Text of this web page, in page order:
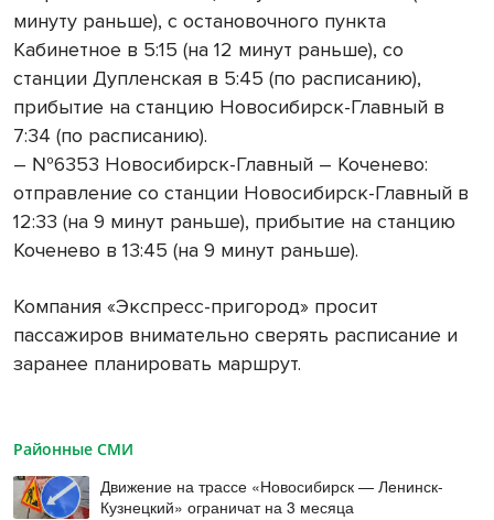
минуту раньше), с остановочного пункта
Кабинетное в 5:15 (на 12 минут раньше), со
станции Дупленская в 5:45 (по расписанию),
прибытие на станцию Новосибирск-Главный в
7:34 (по расписанию).
– №6353 Новосибирск-Главный – Коченево:
отправление со станции Новосибирск-Главный в
12:33 (на 9 минут раньше), прибытие на станцию
Коченево в 13:45 (на 9 минут раньше).
Компания «Экспресс-пригород» просит
пассажиров внимательно сверять расписание и
заранее планировать маршрут.
Районные СМИ
Движение на трассе «Новосибирск — Ленинск-
Кузнецкий» ограничат на 3 месяца